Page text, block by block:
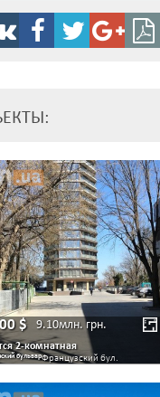
$ 9.10млн.грн.
2-комнатная
бульварФранцузский бул.